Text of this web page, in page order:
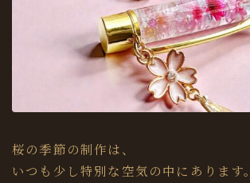
桜の季節の制作は、
いつも少し特別な空気の中にあります。